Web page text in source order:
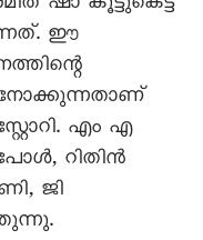
ഈ
എം എ
റിതിൻ
ജി